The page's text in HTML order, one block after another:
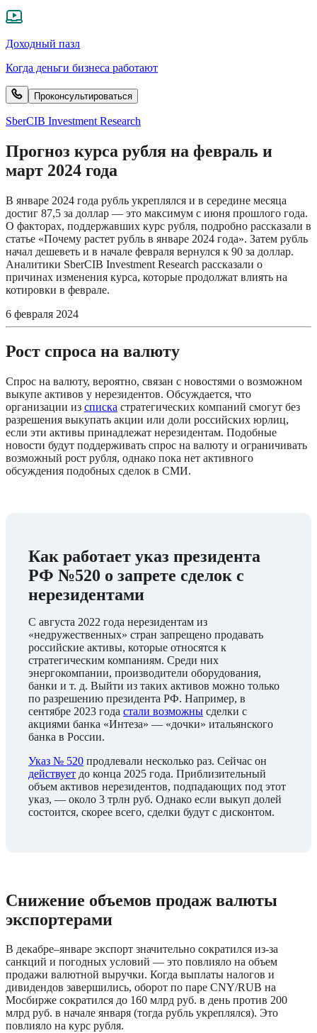
Доходный пазл
Когда деньги бизнеса работают
Проконсультироваться
SberCIB Investment Research
Прогноз курса рубля на февраль и
март 2024 года
В январе 2024 года рубль укреплялся и в середине месяца
достиг 87,5 за доллар — это максимум с июня прошлого года.
О факторах, поддержавших курс рубля, подробно рассказали в
статье «Почему растет рубль в январе 2024 года». Затем рубль
начал дешеветь и в начале февраля вернулся к 90 за доллар.
Аналитики SberCIB Investment Research рассказали о
причинах изменения курса, которые продолжат влиять на
котировки в феврале.
6 февраля 2024
Рост спроса на валюту
Спрос на валюту, вероятно, связан с новостями о возможном
выкупе активов у нерезидентов. Обсуждается, что
организации из списка стратегических компаний смогут без
разрешения выкупать акции или доли российских юрлиц,
если эти активы принадлежат нерезидентам. Подобные
новости будут поддерживать спрос на валюту и ограничивать
возможный рост рубля, однако пока нет активного
обсуждения подобных сделок в СМИ.
Как работает указ президента
РФ №520 о запрете сделок с
нерезидентами
С августа 2022 года нерезидентам из
«недружественных» стран запрещено продавать
российские активы, которые относятся к
стратегическим компаниям. Среди них
энергокомпании, производители оборудования,
банки и т. д. Выйти из таких активов можно только
по разрешению президента РФ. Например, в
сентябре 2023 года стали возможны сделки с
акциями банка «Интеза» — «дочки» итальянского
банка в России.
Указ № 520
действует до конца 2025 года. Приблизительный
объем активов нерезидентов, подпадающих под этот
указ, — около 3 трлн руб. Однако если выкуп долей
состоится, скорее всего, сделки будут с дисконтом.
Снижение объемов продаж валюты
экспортерами
В декабре–январе экспорт значительно сократился из-за
санкций и погодных условий — это повлияло на объем
продажи валютной выручки. Когда выплаты налогов и
дивидендов завершились, оборот по паре CNY/RUB на
Мосбирже сократился до 160 млрд руб. в день против 200
млрд руб. в начале января (тогда рубль укреплялся). Это
повлияло на курс рубля.